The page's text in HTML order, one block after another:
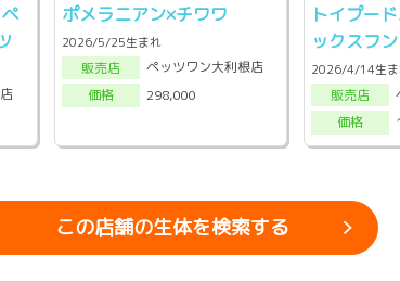
ポメラニアン×チワワ
2026/5/25生まれ
販売店
ペッツワン大利根店
価格
298,000
トイプー
ックスフ
2026/4/14生
販売店
価格
この店舗の生体を検索する